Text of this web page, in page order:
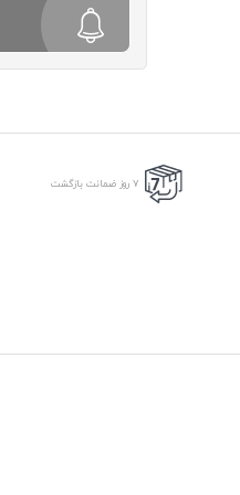
7 روز ضمانت بازگشت